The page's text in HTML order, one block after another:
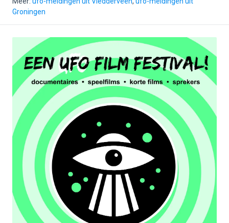
Groningen